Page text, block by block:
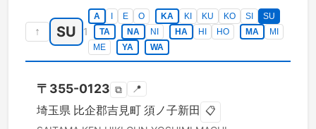
↑ SU 1
A E O KA KI KU KO SI
SU
TA
NA NI HA HI HO MA
MI
ME
YA WA
〒 355-0123 ⧉ 📍
埼玉県 比企郡吉見町 須ノ子新田 📋